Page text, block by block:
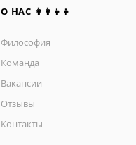
О НАС 👩‍👩‍👧‍👧
Философия
Команда
Вакансии
Отзывы
Контакты